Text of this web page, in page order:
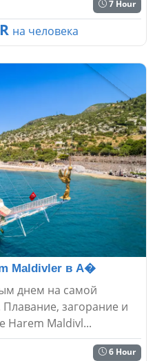
7 Hour
на человека
Maldivler в А�
днем на самой
загорание и
Harem Maldivl...
6 Hour